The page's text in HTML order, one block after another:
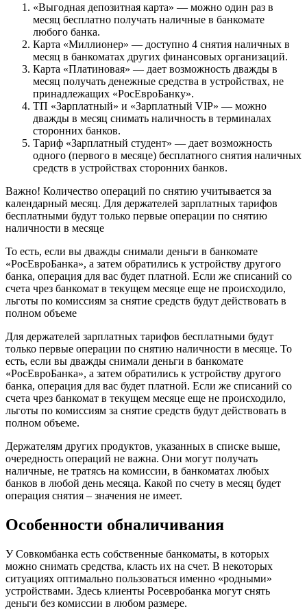
«Выгодная депозитная карта» — можно один раз в
месяц бесплатно получать наличные в банкомате
любого банка.
Карта «Миллионер» — доступно 4 снятия наличных в
месяц в банкоматах других финансовых организаций.
Карта «Платиновая» — дает возможность дважды в
месяц получать денежные средства в устройствах, не
принадлежащих «РосЕвроБанку».
ТП «Зарплатный» и «Зарплатный VIP» — можно
дважды в месяц снимать наличность в терминалах
сторонних банков.
Тариф «Зарплатный студент» — дает возможность
одного (первого в месяце) бесплатного снятия наличных
средств в устройствах сторонних банков.
Важно! Количество операций по снятию учитывается за
календарный месяц. Для держателей зарплатных тарифов
бесплатными будут только первые операции по снятию
наличности в месяце
То есть, если вы дважды снимали деньги в банкомате
«РосЕвроБанка», а затем обратились к устройству другого
банка, операция для вас будет платной. Если же списаний со
счета чрез банкомат в текущем месяце еще не происходило,
льготы по комиссиям за снятие средств будут действовать в
полном объеме
Для держателей зарплатных тарифов бесплатными будут
только первые операции по снятию наличности в месяце. То
есть, если вы дважды снимали деньги в банкомате
«РосЕвроБанка», а затем обратились к устройству другого
банка, операция для вас будет платной. Если же списаний со
счета чрез банкомат в текущем месяце еще не происходило,
льготы по комиссиям за снятие средств будут действовать в
полном объеме.
Держателям других продуктов, указанных в списке выше,
очередность операций не важна. Они могут получать
наличные, не тратясь на комиссии, в банкоматах любых
банков в любой день месяца. Какой по счету в месяц будет
операция снятия – значения не имеет.
Особенности обналичивания
У Совкомбанка есть собственные банкоматы, в которых
можно снимать средства, класть их на счет. В некоторых
ситуациях оптимально пользоваться именно «родными»
устройствами. Здесь клиенты Росевробанка могут снять
деньги без комиссии в любом размере.